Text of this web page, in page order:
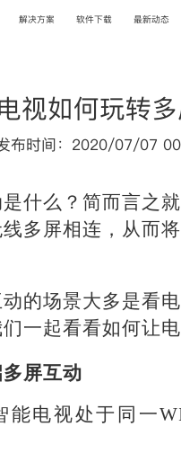
解决方案 软件下载 最新动态
视如何玩转
布时间：2020/07/07
什么？简而言之
多屏相连，从而
的场景大多是看
一起看看如何让
屏互动
能电视处于同一